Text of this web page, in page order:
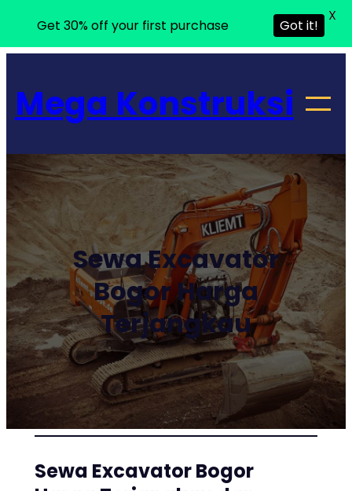
konten
Mega Konstruksi
Sewa Excavator
Bogor Harga
Terjangkau
Sewa Excavator Bogor
Get 30% off your first purchase Got it!
X